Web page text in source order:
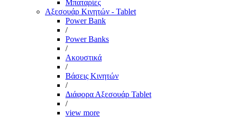
Μπαταρίες
Αξεσουάρ Κινητών - Tablet
Power Bank
/
Power Banks
/
Ακουστικά
/
Βάσεις Κινητών
/
Διάφορα Αξεσουάρ Tablet
/
view more